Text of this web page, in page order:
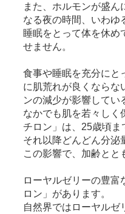
また、ホルモンが盛ん
なる夜の時間、いわゆ
睡眠をとって体を休め
せません。
食事や睡眠を充分にと
に肌荒れが良くならな
ンの減少が影響してい
なかでも肌を若々しく
チロン」は、25歳頃ま
それ以降どんどん分泌
この影響で、加齢とと
ローヤルゼリーの豊富
ロン」があります。
自然界ではローヤルゼ